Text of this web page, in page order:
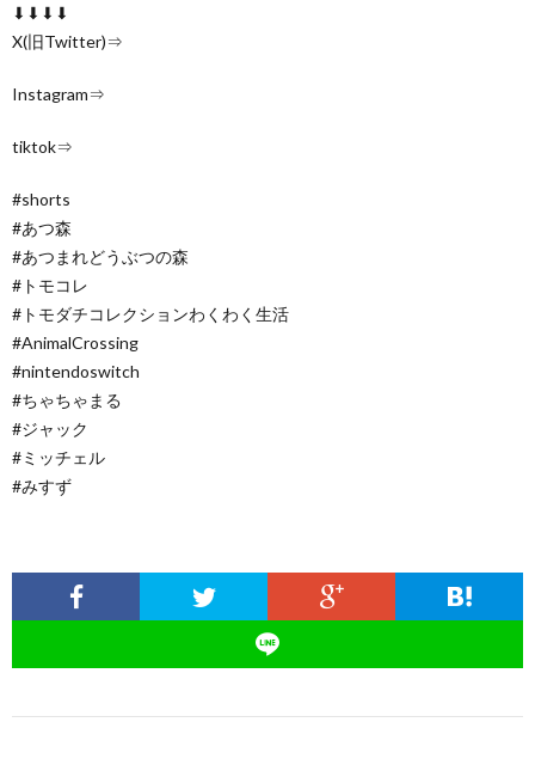
⬇⬇⬇⬇
X(旧Twitter)⇒
Instagram⇒
tiktok⇒
#shorts
#あつ森
#あつまれどうぶつの森
#トモコレ
#トモダチコレクションわくわく生活
#AnimalCrossing
#nintendoswitch
#ちゃちゃまる
#ジャック
#ミッチェル
#みすず